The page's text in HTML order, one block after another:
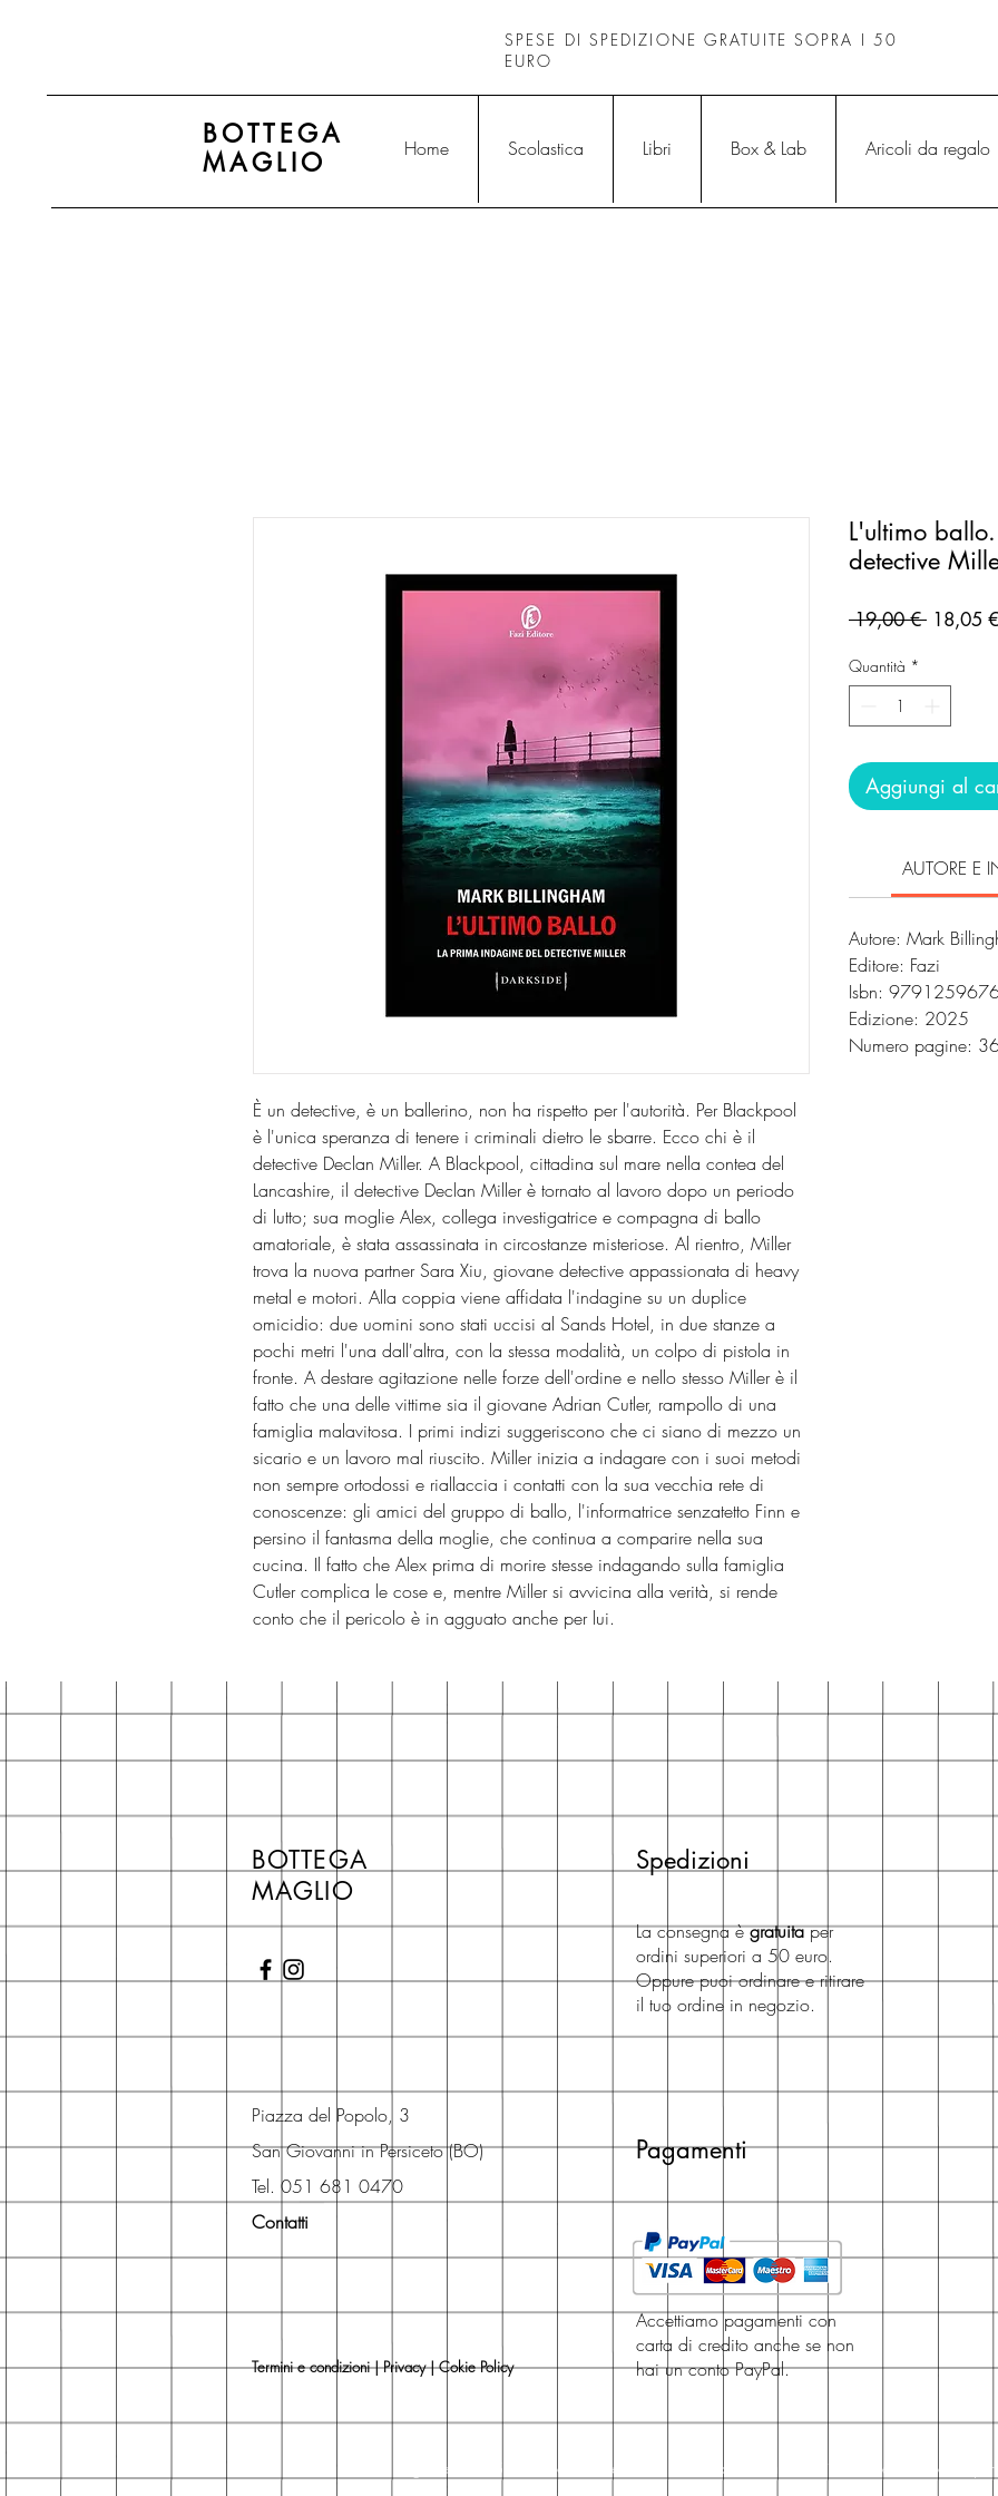
SPESE DI SPEDIZIONE GRATUITE SOPRA I 50
EURO
BOTTEGA
MAGLIO
Home Scolastica Libri Box & Lab Aricoli da regalo
È un detective, è un ballerino, non ha rispetto per l'autorità. Per Blackpool
è l'unica speranza di tenere i criminali dietro le sbarre. Ecco chi è il
detective Declan Miller. A Blackpool, cittadina sul mare nella contea del
Lancashire, il detective Declan Miller è tornato al lavoro dopo un periodo
di lutto; sua moglie Alex, collega investigatrice e compagna di ballo
amatoriale, è stata assassinata in circostanze misteriose. Al rientro, Miller
trova la nuova partner Sara Xiu, giovane detective appassionata di heavy
metal e motori. Alla coppia viene affidata l'indagine su un duplice
omicidio: due uomini sono stati uccisi al Sands Hotel, in due stanze a
pochi metri l'una dall'altra, con la stessa modalità, un colpo di pistola in
fronte. A destare agitazione nelle forze dell'ordine e nello stesso Miller è il
fatto che una delle vittime sia il giovane Adrian Cutler, rampollo di una
famiglia malavitosa. I primi indizi suggeriscono che ci siano di mezzo un
sicario e un lavoro mal riuscito. Miller inizia a indagare con i suoi metodi
non sempre ortodossi e riallaccia i contatti con la sua vecchia rete di
conoscenze: gli amici del gruppo di ballo, l'informatrice senzatetto Finn e
persino il fantasma della moglie, che continua a comparire nella sua
cucina. Il fatto che Alex prima di morire stesse indagando sulla famiglia
Cutler complica le cose e, mentre Miller si avvicina alla verità, si rende
conto che il pericolo è in agguato anche per lui.
L'ultimo
detective
19,00 € Prezzo
18,05 €
Quantità *
Aggiungi al
AUTORE E
Autore: Mark
Editore: Fazi
Isbn:
Edizione: 2025
Numero pagine:
BOTTEGA
MAGLIO
Piazza del Popolo, 3
San Giovanni in Persiceto (BO)
Tel. 051 681 0470
Contatti
Termini e condizioni|Privacy|Cokie Policy
Spedizioni
La consegna ègratuitaper
ordini superiori a 50 euro.
Oppure puoi ordinare e ritirare
il tuo ordine in negozio.
Pagamenti
Accettiamo pagamenti con
carta di credito anche se non
hai un conto PayPal.
Libri, libreria, librerie, maglio editore, San Giovanni in Persiceto, narrativa italiana, narrativa straniera, narrativa